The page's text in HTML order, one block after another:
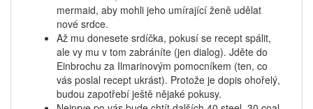
mermaid, aby mohli jeho umírající ženě udělat
nové srdce.
Až mu donesete srdíčka, pokusí se recept spálit,
ale vy mu v tom zabráníte (jen dialog). Jděte do
Einbrochu za Ilmarinovým pomocníkem (ten, co
vás poslal recept ukrást). Protože je dopis ohořelý,
budou zapotřebí ještě nějaké pokusy.